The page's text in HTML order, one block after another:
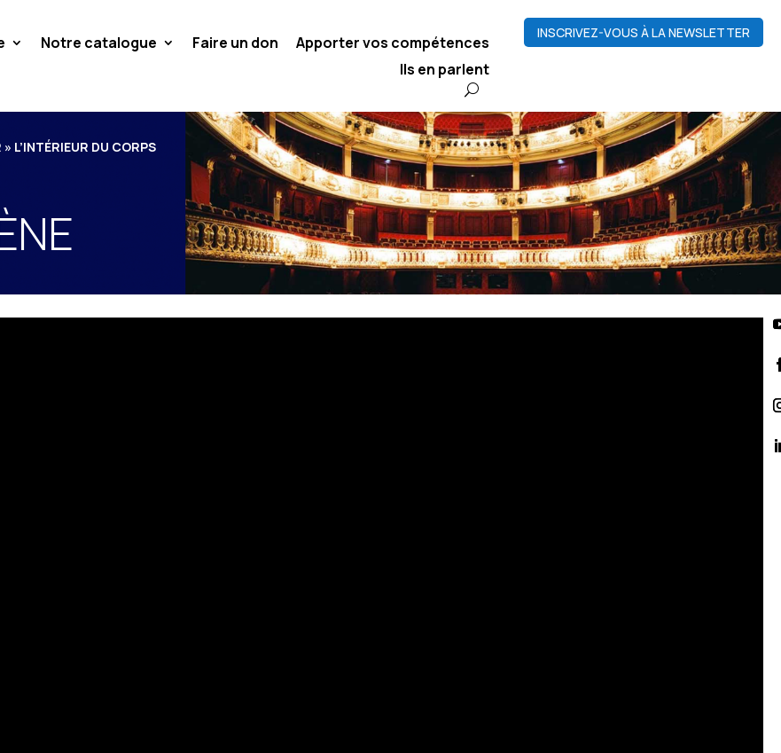
INSCRIVEZ-VOUS À LA NEWSLETTER
Notre catalogue Faire un don
Apporter vos compétences
Ils en parlent
L’INTÉRIEUR DU CORPS